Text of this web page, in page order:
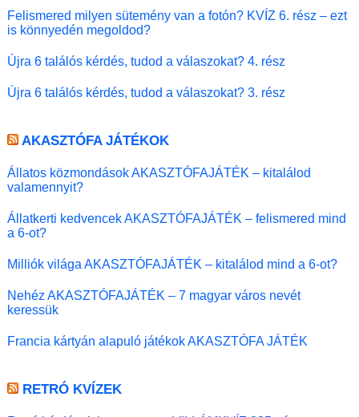
Felismered milyen sütemény van a fotón? KVÍZ 6. rész – ezt
is könnyedén megoldod?
Újra 6 találós kérdés, tudod a válaszokat? 4. rész
Újra 6 találós kérdés, tudod a válaszokat? 3. rész
AKASZTÓFA JÁTÉKOK
Állatos közmondások AKASZTÓFAJÁTÉK – kitalálod
valamennyit?
Állatkerti kedvencek AKASZTÓFAJÁTÉK – felismered mind
a 6-ot?
Milliók világa AKASZTÓFAJÁTÉK – kitalálod mind a 6-ot?
Nehéz AKASZTÓFAJÁTÉK – 7 magyar város nevét
keressük
Francia kártyán alapuló játékok AKASZTÓFA JÁTÉK
RETRÓ KVÍZEK